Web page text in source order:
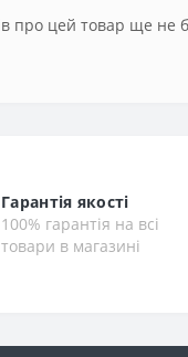
про цей товар ще не
Гарантія якості
100% гарантія на всі
товари в магазині